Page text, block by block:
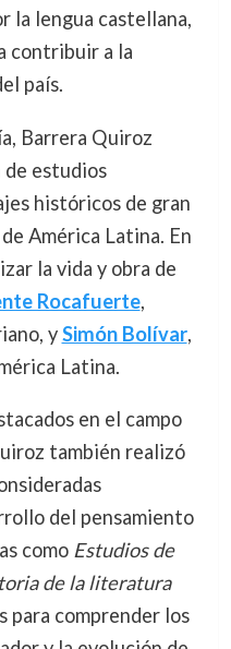
la lengua castellana,
contribuir a la
país.
Barrera Quiroz
estudios
históricos de gran
América Latina. En
la vida y obra de
Rocafuerte,
ySimón Bolívar,
Latina.
en el campo
también realizó
del pensamiento
como Estudios de
de la literatura
para comprender los